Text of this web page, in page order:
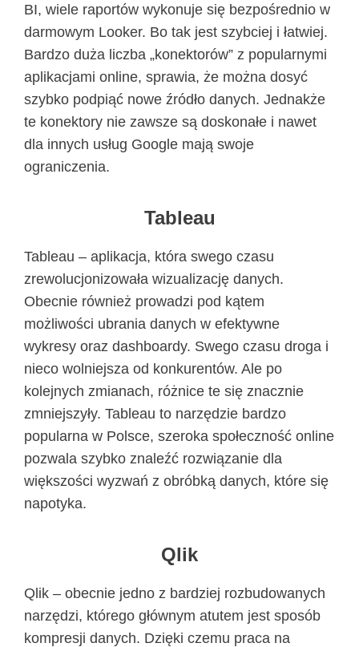
BI, wiele raportów wykonuje się bezpośrednio w
darmowym Looker. Bo tak jest szybciej i łatwiej.
Bardzo duża liczba „konektorów” z popularnymi
aplikacjami online, sprawia, że można dosyć
szybko podpiąć nowe źródło danych. Jednakże
te konektory nie zawsze są doskonałe i nawet
dla innych usług Google mają swoje
ograniczenia.
Tableau
Tableau – aplikacja, która swego czasu
zrewolucjonizowała wizualizację danych.
Obecnie również prowadzi pod kątem
możliwości ubrania danych w efektywne
wykresy oraz dashboardy. Swego czasu droga i
nieco wolniejsza od konkurentów. Ale po
kolejnych zmianach, różnice te się znacznie
zmniejszyły. Tableau to narzędzie bardzo
popularna w Polsce, szeroka społeczność online
pozwala szybko znaleźć rozwiązanie dla
większości wyzwań z obróbką danych, które się
napotyka.
Qlik
Qlik – obecnie jedno z bardziej rozbudowanych
narzędzi, którego głównym atutem jest sposób
kompresji danych. Dzięki czemu praca na